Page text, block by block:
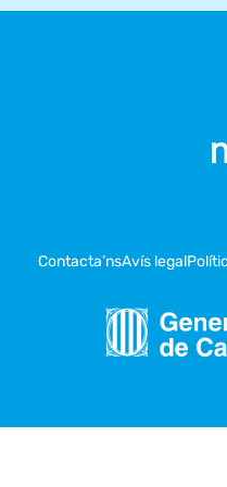
Contacta’nsAvís legal